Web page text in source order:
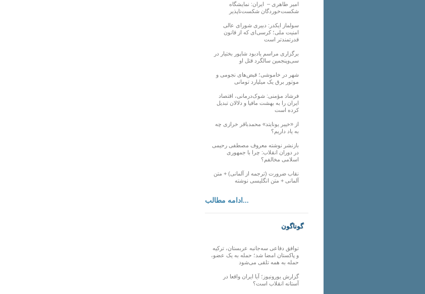
امیر طاهری – ایران: نمایشگاه
شکست‌خوردگان شکست‌ناپذیر
سولماز ایکدر: دبیری شورای عالی
امنیت ملی؛ کرسی‌ای که از قانون
قدرتمندتر است
برگزاری مراسم یادبود شاپور بختیار در
سی‌وپنجمین سالگرد قتل او
شهر در خاموشی؛ قبض‌های نجومی و
موتور برق یک میلیارد تومانی
فرشاد مؤمنی: شوک‌درمانی، اقتصاد
ایران را به بهشت مافیا و دلالان تبدیل
کرده است
از «خیبر یونایتد» محمدباقر خرازی چه
به یاد داریم؟
بازنشر نوشته معروف مصطفی رحیمی
در دوران انقلاب: چرا با جمهوری
اسلامی مخالفم؟
نقاب ضرورت (ترجمه از آلمانی) + متن
آلمانی + متن انگلیسی نوشته
ادامه مطالب...
گوناگون
توافق دفاعی سه‌جانبه عربستان، ترکیه
و پاکستان امضا شد؛ حمله به یک عضو،
حمله به همه تلقی می‌شود
گزارش یورونیوز؛ آیا ایران واقعا در
آستانه انقلاب است؟